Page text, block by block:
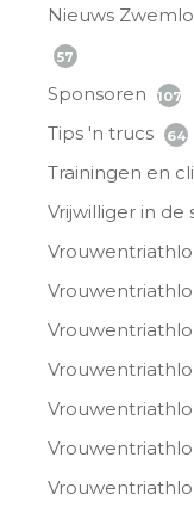
Nieuws
57
Sponsoren 107
Tips 'n trucs 64
Trainingen en
Vrijwilliger in de